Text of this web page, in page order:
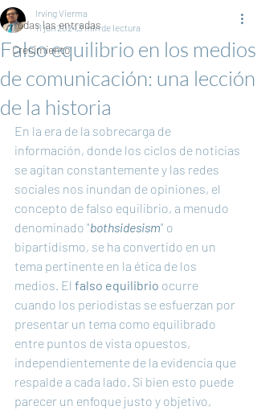
Todas las entradas
Crecimiento
Falso equilibrio en los medios
de comunicación: una lección
de la historia
Irving Vierma
11 jun 20243 min de lectura
En la era de la sobrecarga de
información, donde los ciclos de noticias
se agitan constantemente y las redes
sociales nos inundan de opiniones, el
concepto de falso equilibrio, a menudo
denominado "bothsidesism" o
bipartidismo, se ha convertido en un
tema pertinente en la ética de los
medios. El falso equilibrio ocurre
cuando los periodistas se esfuerzan por
presentar un tema como equilibrado
entre puntos de vista opuestos,
independientemente de la evidencia que
respalde a cada lado. Si bien esto puede
parecer un enfoque justo y objetivo,